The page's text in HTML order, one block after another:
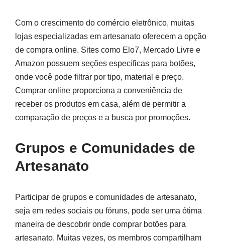
Com o crescimento do comércio eletrônico, muitas
lojas especializadas em artesanato oferecem a opção
de compra online. Sites como Elo7, Mercado Livre e
Amazon possuem seções específicas para botões,
onde você pode filtrar por tipo, material e preço.
Comprar online proporciona a conveniência de
receber os produtos em casa, além de permitir a
comparação de preços e a busca por promoções.
Grupos e Comunidades de
Artesanato
Participar de grupos e comunidades de artesanato,
seja em redes sociais ou fóruns, pode ser uma ótima
maneira de descobrir onde comprar botões para
artesanato. Muitas vezes, os membros compartilham